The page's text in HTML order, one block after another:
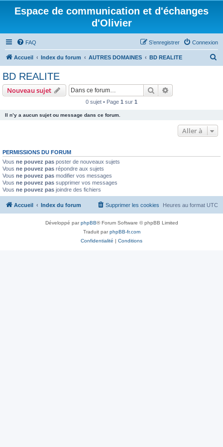
Espace de communication et d'échanges
d'Olivier
FAQ Connexion
S’enregistrer
Accueil Index du forum AUTRES DOMAINES BD REALITE
BD REALITE
Nouveau sujet Rechercher
0 sujet • Page 1 sur 1
Il n’y a aucun sujet ou message dans ce forum.
Aller à
PERMISSIONS DU FORUM
Vous ne pouvez pas poster de nouveaux sujets
Vous ne pouvez pas répondre aux sujets
Vous ne pouvez pas modifier vos messages
Vous ne pouvez pas supprimer vos messages
Vous ne pouvez pas joindre des fichiers
Accueil Index du forum Heures au format UTC
Supprimer les cookies
Développé parphpBB® Forum Software © phpBB Limited
Traduit parphpBB-fr.com
Confidentialité | Conditions